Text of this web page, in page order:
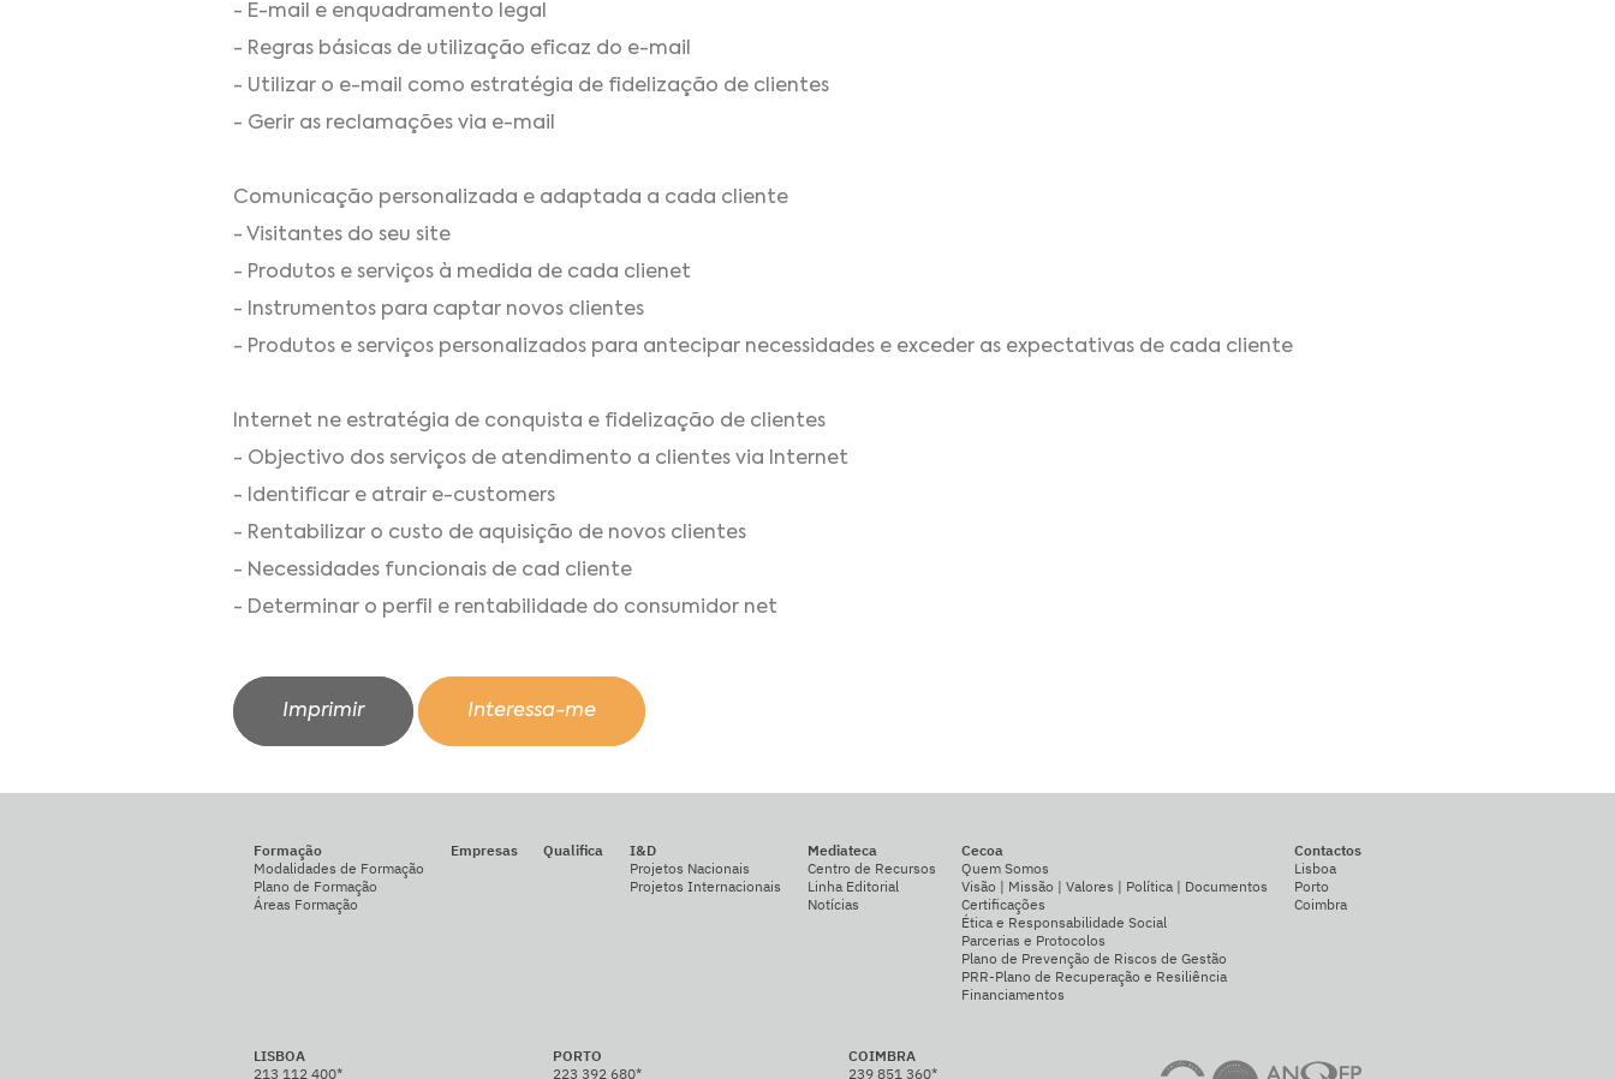
- E-mail e enquadramento legal
- Regras básicas de utilização eficaz do e-mail
- Utilizar o e-mail como estratégia de fidelização de clientes
- Gerir as reclamações via e-mail
Comunicação personalizada e adaptada a cada cliente
- Visitantes do seu site
- Produtos e serviços à medida de cada clienet
- Instrumentos para captar novos clientes
- Produtos e serviços personalizados para antecipar necessidades e exceder as expectativas de cada cliente
Internet ne estratégia de conquista e fidelização de clientes
- Objectivo dos serviços de atendimento a clientes via Internet
- Identificar e atrair e-customers
- Rentabilizar o custo de aquisição de novos clientes
- Necessidades funcionais de cad cliente
- Determinar o perfil e rentabilidade do consumidor net
Imprimir Interessa-me
Formação
Modalidades de Formação
Plano de Formação
Áreas Formação
Empresas Qualifica
I&D
Projetos Nacionais
Projetos Internacionais
Mediateca
Centro de Recursos
Linha Editorial
Notícias
Cecoa
Quem Somos
Visão | Missão | Valores | Política | Documentos
Certificações
Ética e Responsabilidade Social
Parcerias e Protocolos
Plano de Prevenção de Riscos de Gestão
PRR-Plano de Recuperação e Resiliência
Financiamentos
Contactos
Lisboa
Porto
Coimbra
LISBOA
213 112 400*
PORTO
223 392 680*
COIMBRA
239 851 360*